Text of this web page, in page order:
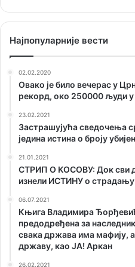
Наjпопуларније вести
02.02.2020
Овако је било вечерас у
рекорд, око 250000 људи у
23.02.2021
Застрашујућа сведочења
једина истина о броју
21.01.2021
СТРИП О KОСОВУ: Док сви
изнели ИСТИНУ о
06.07.2021
Књига Владимира
предодређена за
свака држава има мафију,
државу, као ЈА! Аркан
26.02.2021